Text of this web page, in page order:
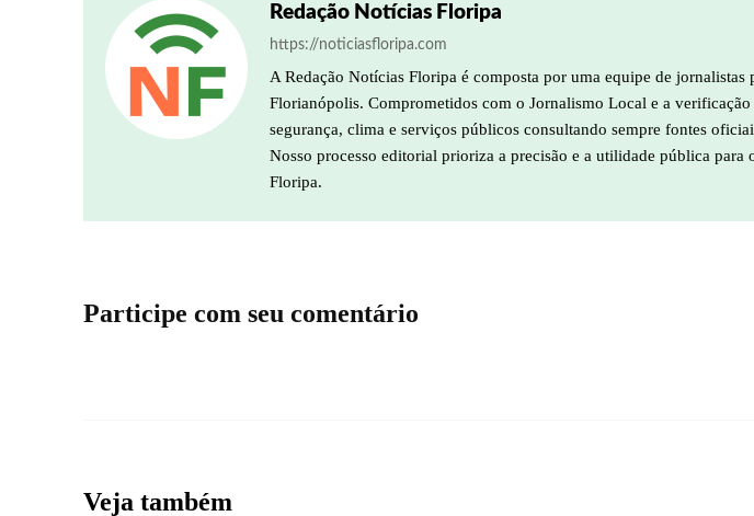
Redação Notícias Floripa
https://noticiasfloripa.com
A Redação Notícias Floripa é composta por uma equipe de jornalistas
Florianópolis. Comprometidos com o Jornalismo Local e a
segurança, clima e serviços públicos consultando sempre fontes
Nosso processo editorial prioriza a precisão e a utilidade pública para
Floripa.
Participe com seu comentário
Veja também